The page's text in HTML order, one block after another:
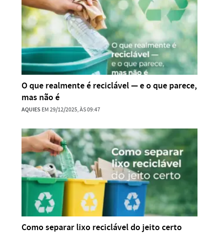
O que realmente é reciclável — e o que parece,
mas não é
AQUIES EM 29/12/2025, ÀS 09:47
Como separar lixo reciclável do jeito certo